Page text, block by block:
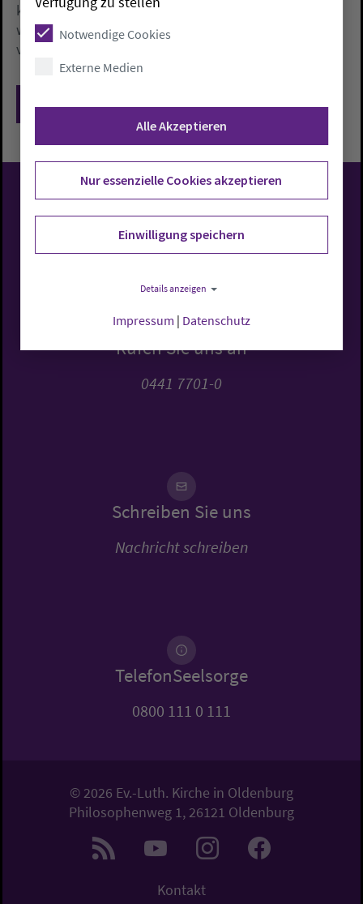
konnte das Feuer schnell gelöscht werden, verletzt
wurde niemand. Die Identität des Täters ist trotz der
vorliegenden Informationen noch nicht bekannt.
Zurück
Evangelisch-Lutherische
Kirche in Oldenburg
Rufen Sie uns an
0441 7701-0
Schreiben Sie uns
Nachricht schreiben
TelefonSeelsorge
0800 111 0 111
© 2026 Ev.-Luth. Kirche in Oldenburg
Philosophenweg 1, 26121 Oldenburg
Kontakt
Notwendige Cookies
Externe Medien
Alle Akzeptieren
Nur essenzielle Cookies akzeptieren
Einwilligung speichern
Details anzeigen
Impressum | Datenschutz